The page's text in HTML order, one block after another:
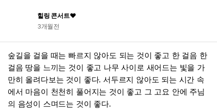
힐링 콘서트♥
3개월전
숲길을 걸을 때는 빠르지 않아도 되는 것이 좋고 한 걸음 한
걸음 땅을 느끼는 것이 좋고 나무 사이로 새어드는 빛을 가
만히 올려다보는 것이 좋다. 서두르지 않아도 되는 시간 속
에서 마음이 천천히 풀어지는 것이 좋고 그 고요 안에 주님
의 음성이 스며드는 것이 좋다.